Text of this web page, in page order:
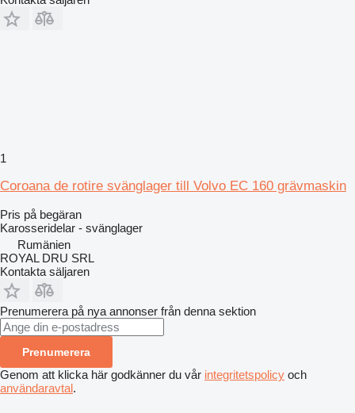
1
Coroana de rotire svänglager till Volvo EC 160 grävmaskin
Pris på begäran
Karosseridelar - svänglager
Rumänien
ROYAL DRU SRL
Kontakta säljaren
Prenumerera på nya annonser från denna sektion
Prenumerera
Genom att klicka här godkänner du vår integritetspolicy och
användaravtal.